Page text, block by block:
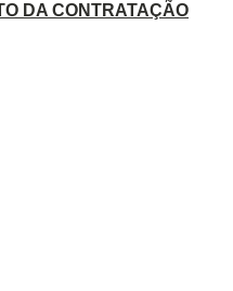
DA CONTRATAÇÃO